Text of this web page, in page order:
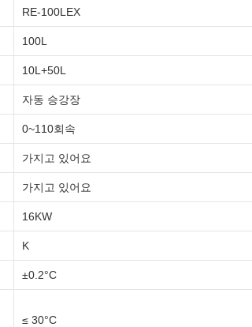
RE-100LEX
100L
10L+50L
자동 승강장
0~110회속
가지고 있어요
가지고 있어요
16KW
K
±0.2°C
≤ 30°C